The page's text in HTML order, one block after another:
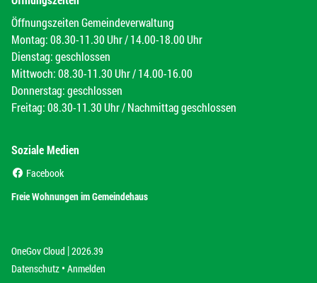
Öffnungszeiten Gemeindeverwaltung
Montag: 08.30-11.30 Uhr / 14.00-18.00 Uhr
Dienstag: geschlossen
Mittwoch: 08.30-11.30 Uhr / 14.00-16.00
Donnerstag: geschlossen
Freitag: 08.30-11.30 Uhr / Nachmittag geschlossen
Soziale Medien
Facebook
Freie Wohnungen im Gemeindehaus
OneGov Cloud (External Link)
|2026.39
Datenschutz (External Link)
Anmelden